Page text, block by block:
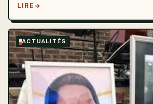
LIRE
ACTUALITÉS